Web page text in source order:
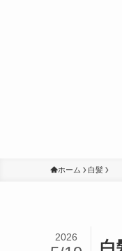
ホーム 白髪
白
2026